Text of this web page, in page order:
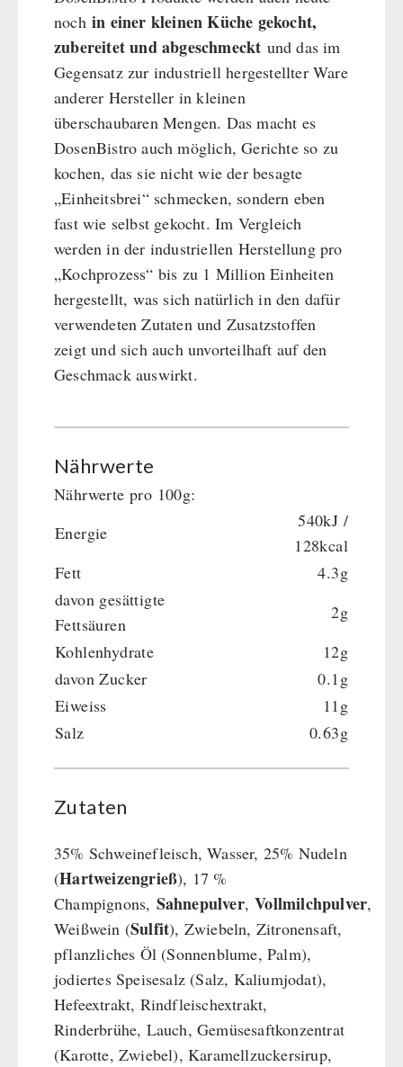
noch in einer kleinen Küche gekocht,
zubereitet und abgeschmeckt und das im
Gegensatz zur industriell hergestellter Ware
anderer Hersteller in kleinen
überschaubaren Mengen. Das macht es
DosenBistro auch möglich, Gerichte so zu
kochen, das sie nicht wie der besagte
„Einheitsbrei“ schmecken, sondern eben
fast wie selbst gekocht. Im Vergleich
werden in der industriellen Herstellung pro
„Kochprozess“ bis zu 1 Million Einheiten
hergestellt, was sich natürlich in den dafür
verwendeten Zutaten und Zusatzstoffen
zeigt und sich auch unvorteilhaft auf den
Geschmack auswirkt.
Nährwerte
Nährwerte pro 100g:
Energie
540kJ /
128kcal
Fett
4.3g
davon gesättigte
Fettsäuren
2g
Kohlenhydrate
12g
davon Zucker
0.1g
Eiweiss
11g
Salz
0.63g
Zutaten
35% Schweinefleisch, Wasser, 25% Nudeln
(Hartweizengrieß), 17 %
Champignons, Sahnepulver,Vollmilchpulver,
Weißwein (Sulfit), Zwiebeln, Zitronensaft,
pflanzliches Öl (Sonnenblume, Palm),
jodiertes Speisesalz (Salz, Kaliumjodat),
Hefeextrakt, Rindfleischextrakt,
Rinderbrühe, Lauch, Gemüsesaftkonzentrat
(Karotte, Zwiebel), Karamellzuckersirup,